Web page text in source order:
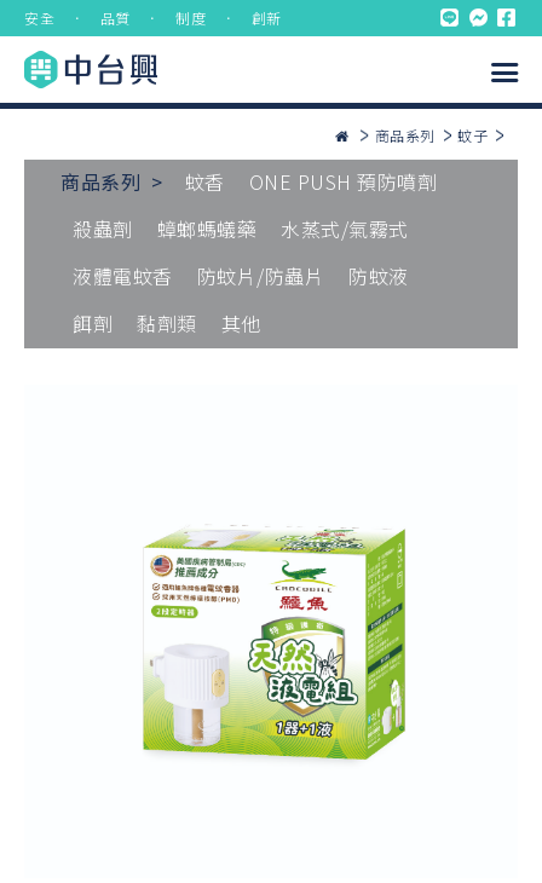
安全 ． 品質 ． 制度 ． 創新
商品系列 蚊子
商品系列 > 蚊香
ONE PUSH 預防噴劑
殺蟲劑
蟑螂螞蟻藥
水蒸式/氣霧式
液體電蚊香
防蚊片/防蟲片
防蚊液
餌劑
黏劑類 其他